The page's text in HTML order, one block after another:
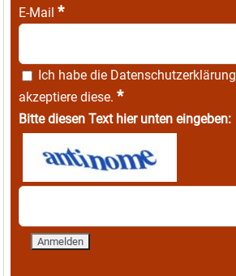
E-Mail *
Ich habe die Datenschutzerklärung
akzeptiere diese. *
Bitte diesen Text hier unten eingeben: